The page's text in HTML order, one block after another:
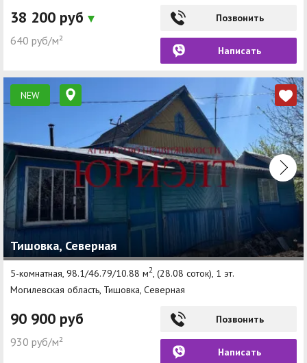
38 200 руб
640 руб/м²
Позвонить
Написать
NEW
Тишовка, Северная
5-комнатная, 98.1/46.79/10.88 м2, (28.08 соток), 1 эт.
Могилевская область, Тишовка, Северная
90 900 руб
930 руб/м²
Позвонить
Написать